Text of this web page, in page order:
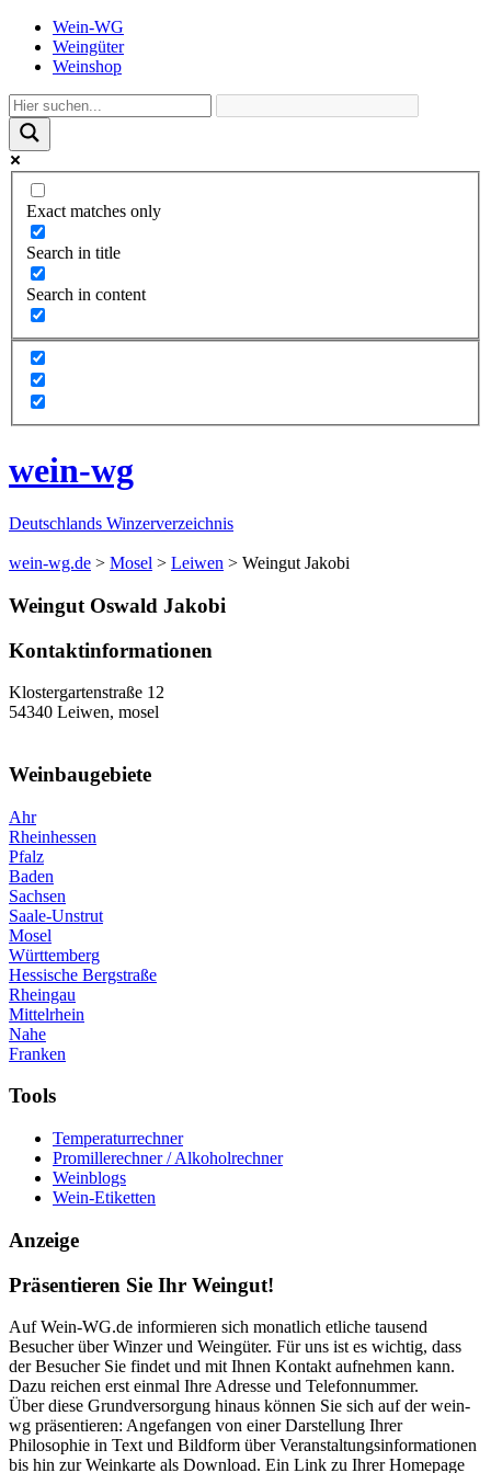
Wein-WG
Weingüter
Weinshop
Exact matches only
Search in title
Search in content
wein-wg
Deutschlands Winzerverzeichnis
wein-wg.de > Mosel > Leiwen > Weingut Jakobi
Weingut Oswald Jakobi
Kontaktinformationen
Klostergartenstraße 12
54340 Leiwen, mosel
Weinbaugebiete
Ahr
Rheinhessen
Pfalz
Baden
Sachsen
Saale-Unstrut
Mosel
Württemberg
Hessische Bergstraße
Rheingau
Mittelrhein
Nahe
Franken
Tools
Temperaturrechner
Promillerechner / Alkoholrechner
Weinblogs
Wein-Etiketten
Anzeige
Präsentieren Sie Ihr Weingut!
Auf Wein-WG.de informieren sich monatlich etliche tausend
Besucher über Winzer und Weingüter. Für uns ist es wichtig, dass
der Besucher Sie findet und mit Ihnen Kontakt aufnehmen kann.
Dazu reichen erst einmal Ihre Adresse und Telefonnummer.
Über diese Grundversorgung hinaus können Sie sich auf der wein-
wg präsentieren: Angefangen von einer Darstellung Ihrer
Philosophie in Text und Bildform über Veranstaltungsinformationen
bis hin zur Weinkarte als Download. Ein Link zu Ihrer Homepage